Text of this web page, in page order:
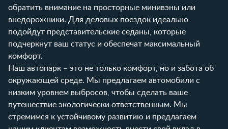
обратить внимание на просторные минивэны или
внедорожники. Для деловых поездок идеально
подойдут представительские седаны, которые
подчеркнут ваш статус и обеспечат максимальный
комфорт.
Наш автопарк – это не только комфорт, но и забота об
окружающей среде. Мы предлагаем автомобили с
низким уровнем выбросов, чтобы сделать ваше
путешествие экологически ответственным. Мы
стремимся к устойчивому развитию и предлагаем